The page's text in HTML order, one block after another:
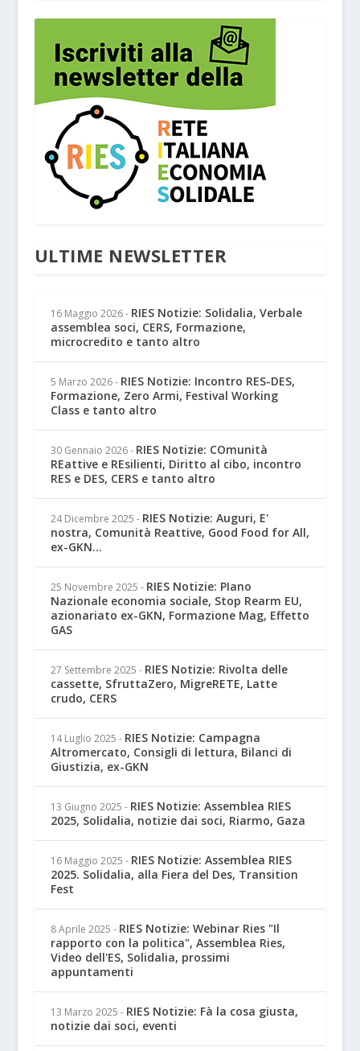
ULTIME NEWSLETTER
16 Maggio 2026 - RIES Notizie: Solidalia, Verbale
assemblea soci, CERS, Formazione,
microcredito e tanto altro
5 Marzo 2026 - RIES Notizie: Incontro RES-DES,
Formazione, Zero Armi, Festival Working
Class e tanto altro
30 Gennaio 2026 - RIES Notizie: COmunità
REattive e REsilienti, Diritto al cibo, incontro
RES e DES, CERS e tanto altro
24 Dicembre 2025 - RIES Notizie: Auguri, E'
nostra, Comunità Reattive, Good Food for All,
ex-GKN...
25 Novembre 2025 - RIES Notizie: PIano
Nazionale economia sociale, Stop Rearm EU,
azionariato ex-GKN, Formazione Mag, Effetto
GAS
27 Settembre 2025 - RIES Notizie: Rivolta delle
cassette, SfruttaZero, MigreRETE, Latte
crudo, CERS
14 Luglio 2025 - RIES Notizie: Campagna
Altromercato, Consigli di lettura, Bilanci di
Giustizia, ex-GKN
13 Giugno 2025 - RIES Notizie: Assemblea RIES
2025, Solidalia, notizie dai soci, Riarmo, Gaza
16 Maggio 2025 - RIES Notizie: Assemblea RIES
2025. Solidalia, alla Fiera del Des, Transition
Fest
8 Aprile 2025 - RIES Notizie: Webinar Ries "Il
rapporto con la politica", Assemblea Ries,
Video dell'ES, Solidalia, prossimi
appuntamenti
13 Marzo 2025 - RIES Notizie: Fà la cosa giusta,
notizie dai soci, eventi